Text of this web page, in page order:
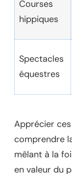
Courses
hippiques
Spectacles
équestres
Apprécier
comprendre
mêlant à la
en valeur du